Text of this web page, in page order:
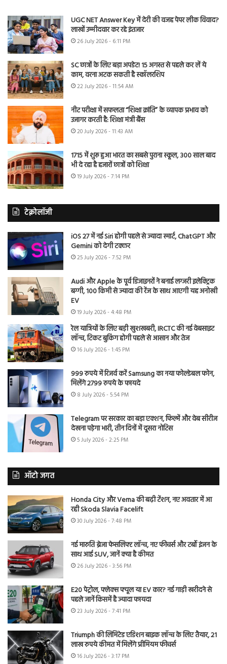
UGC NET Answer Key में देरी की वजह पेपर लीक विवाद?
लाखों उम्मीदवार कर रहे इंतजार
26 July 2026 - 6:11 PM
SC छात्रों के लिए बड़ा अपडेट! 15 अगस्त से पहले कर लें ये
काम, वरना अटक सकती है स्कॉलरशिप
22 July 2026 - 11:54 AM
नीट परीक्षा में सफलता “शिक्षा क्रांति” के व्यापक प्रभाव को
उजागर करती है: शिक्षा मंत्री बैंस
20 July 2026 - 11:43 AM
1715 में शुरू हुआ भारत का सबसे पुराना स्कूल, 300 साल बाद
भी दे रहा है हजारों छात्रों को शिक्षा
19 July 2026 - 7:14 PM
टेक्नोलॉजी
iOS 27 में नई Siri होगी पहले से ज्यादा स्मार्ट, ChatGPT और
Gemini को देगी टक्कर
25 July 2026 - 7:52 PM
Audi और Apple के पूर्व डिजाइनरों ने बनाई लग्जरी इलेक्ट्रिक
बग्गी, 100 किमी से ज्यादा की रेंज के साथ आएगी यह अनोखी
EV
19 July 2026 - 4:48 PM
रेल यात्रियों के लिए बड़ी खुशखबरी, IRCTC की नई वेबसाइट
लॉन्च, टिकट बुकिंग होगी पहले से आसान और तेज
16 July 2026 - 1:45 PM
999 रुपये में रिजर्व करें Samsung का नया फोल्डेबल फोन,
मिलेंगे 2799 रुपये के फायदे
8 July 2026 - 5:54 PM
Telegram पर सरकार का बड़ा एक्शन, फिल्में और वेब सीरीज
देखना पड़ेगा भारी, तीन दिनों में दूसरा नोटिस
5 July 2026 - 2:25 PM
ऑटो जगत
Honda City और Verna की बढ़ी टेंशन, नए अवतार में आ
रही Skoda Slavia Facelift
30 July 2026 - 7:48 PM
नई मारुति ब्रेजा फेसलिफ्ट लॉन्च, नए फीचर्स और टर्बो इंजन के
साथ आई SUV, जानें क्या है कीमत
26 July 2026 - 3:56 PM
E20 पेट्रोल, फ्लेक्स फ्यूल या EV कार? नई गाड़ी खरीदने से
पहले जानें किसमें है ज्यादा फायदा
23 July 2026 - 7:41 PM
Triumph की लिमिटेड एडिशन बाइक लॉन्च के लिए तैयार, 21
लाख रुपये कीमत में मिलेंगे प्रीमियम फीचर्स
16 July 2026 - 3:17 PM